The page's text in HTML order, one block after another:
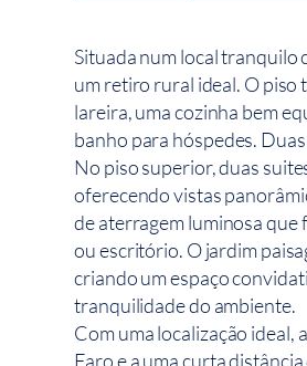
Situada num local tranquilo
um retiro rural ideal. O piso
lareira, uma cozinha bem
banho para hóspedes.
No piso superior, duas
oferecendo vistas
de aterragem luminosa que
ou escritório. O jardim
criando um espaço
tranquilidade do ambiente.
Com uma localização ideal,
Faro e a uma curta